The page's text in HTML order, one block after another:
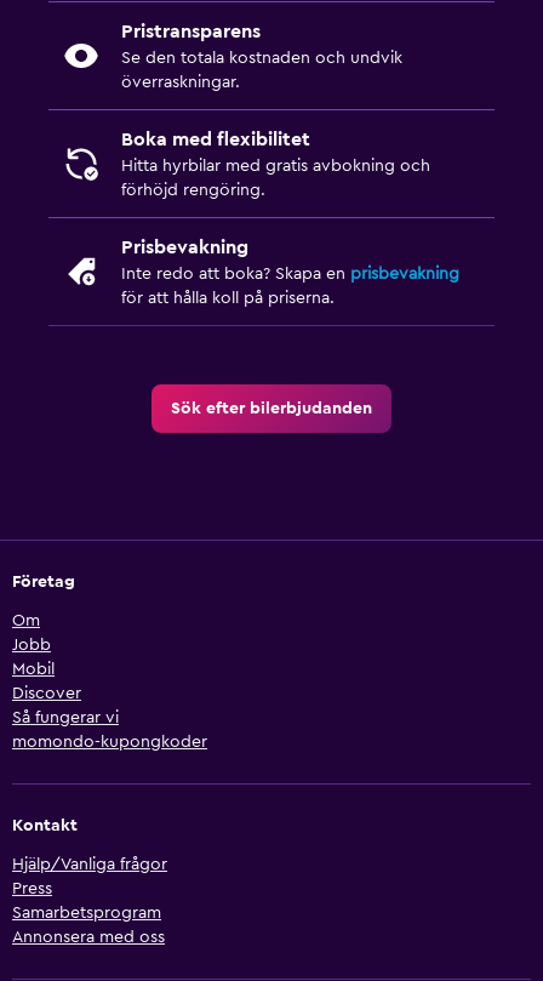
Pristransparens
Se den totala kostnaden och undvik
överraskningar.
Boka med flexibilitet
Hitta hyrbilar med gratis avbokning och
förhöjd rengöring.
Prisbevakning
Inte redo att boka? Skapa en prisbevakning
för att hålla koll på priserna.
Sök efter bilerbjudanden
Företag
Om
Jobb
Mobil
Discover
Så fungerar vi
momondo-kupongkoder
Kontakt
Hjälp/Vanliga frågor
Press
Samarbetsprogram
Annonsera med oss